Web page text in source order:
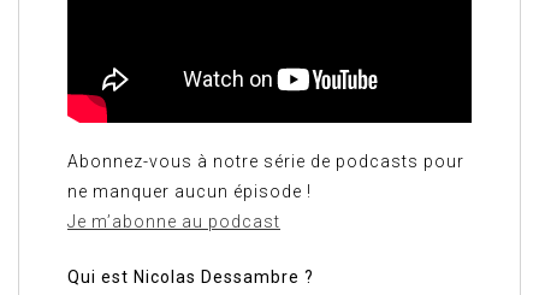
Abonnez-vous à notre série de podcasts pour
ne manquer aucun épisode !
Je m’abonne au podcast
Qui est Nicolas Dessambre ?